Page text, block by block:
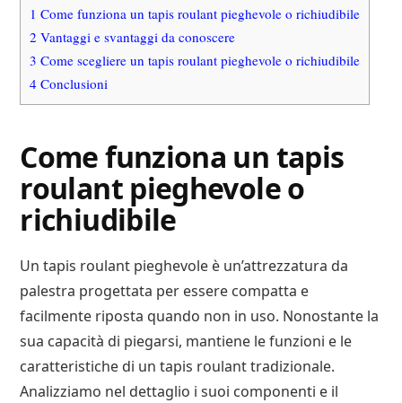
1 Come funziona un tapis roulant pieghevole o richiudibile
2 Vantaggi e svantaggi da conoscere
3 Come scegliere un tapis roulant pieghevole o richiudibile
4 Conclusioni
Come funziona un tapis
roulant pieghevole o
richiudibile
Un tapis roulant pieghevole è un’attrezzatura da
palestra progettata per essere compatta e
facilmente riposta quando non in uso. Nonostante la
sua capacità di piegarsi, mantiene le funzioni e le
caratteristiche di un tapis roulant tradizionale.
Analizziamo nel dettaglio i suoi componenti e il